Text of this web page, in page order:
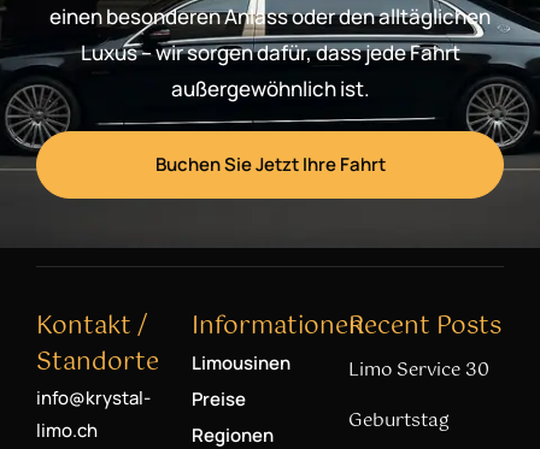
einen besonderen Anlass oder den alltäglichen
Luxus – wir sorgen dafür, dass jede Fahrt
außergewöhnlich ist.
Buchen Sie Jetzt Ihre Fahrt
Kontakt /
Standorte
info@krystal-
limo.ch
Informationen
Limousinen
Preise
Regionen
Recent Posts
Limo Service 30
Geburtstag